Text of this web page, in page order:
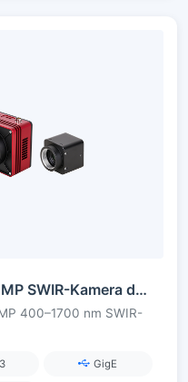
400–1700 nm IMX990 1,3 MP SWIR-Kamera der InGaAs-Serie
400–1700 nm SWIR-
GigE